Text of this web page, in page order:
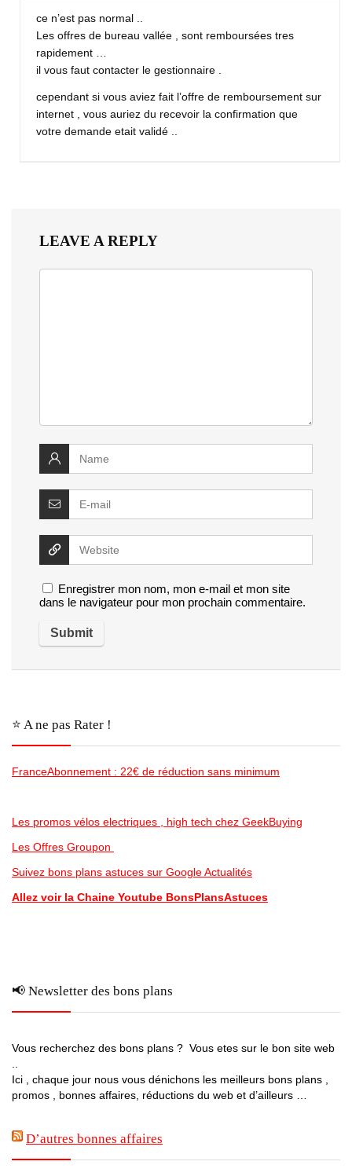
ce n’est pas normal ..
Les offres de bureau vallée , sont remboursées tres
rapidement …
il vous faut contacter le gestionnaire .
cependant si vous aviez fait l’offre de remboursement sur
internet , vous auriez du recevoir la confirmation que
votre demande etait validé ..
LEAVE A REPLY
Enregistrer mon nom, mon e-mail et mon site
dans le navigateur pour mon prochain commentaire.
⭐️ A ne pas Rater !
FranceAbonnement : 22€ de réduction sans minimum
Les promos vélos electriques , high tech chez GeekBuying
Les Offres Groupon
Suivez bons plans astuces sur Google Actualités
Allez voir la Chaine Youtube BonsPlansAstuces
📢 Newsletter des bons plans
Vous recherchez des bons plans ? Vous etes sur le bon site web
Ici , chaque jour nous vous dénichons les meilleurs bons plans ,
promos , bonnes affaires, réductions du web et d’ailleurs …
D’autres bonnes affaires